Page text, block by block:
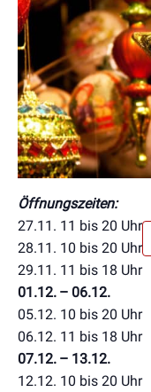
Öffnungszeiten:
27.11. 11 bis 20 Uhr
28.11. 10 bis 20 Uhr
29.11. 11 bis 18 Uhr
01.12. – 06.12.
05.12. 10 bis 20 Uhr
06.12. 11 bis 18 Uhr
07.12. – 13.12.
12.12. 10 bis 20 Uhr